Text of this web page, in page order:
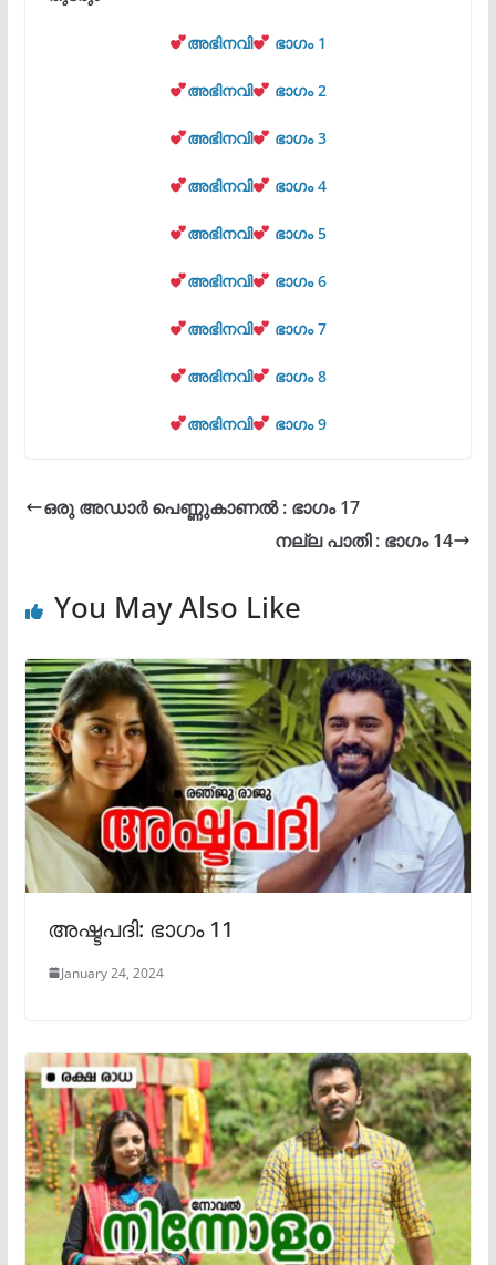
അഭിനവി ഭാഗം 1
അഭിനവി ഭാഗം 2
അഭിനവി ഭാഗം 3
അഭിനവി ഭാഗം 4
അഭിനവി ഭാഗം 5
അഭിനവി ഭാഗം 6
അഭിനവി ഭാഗം 7
അഭിനവി ഭാഗം 8
അഭിനവി ഭാഗം 9
ഒരു അഡാർ പെണ്ണുകാണൽ : ഭാഗം 17
നല്ല‍ പാതി : ഭാഗം 14
You May Also Like
അഷ്ടപദി: ഭാഗം 11
January 24, 2024